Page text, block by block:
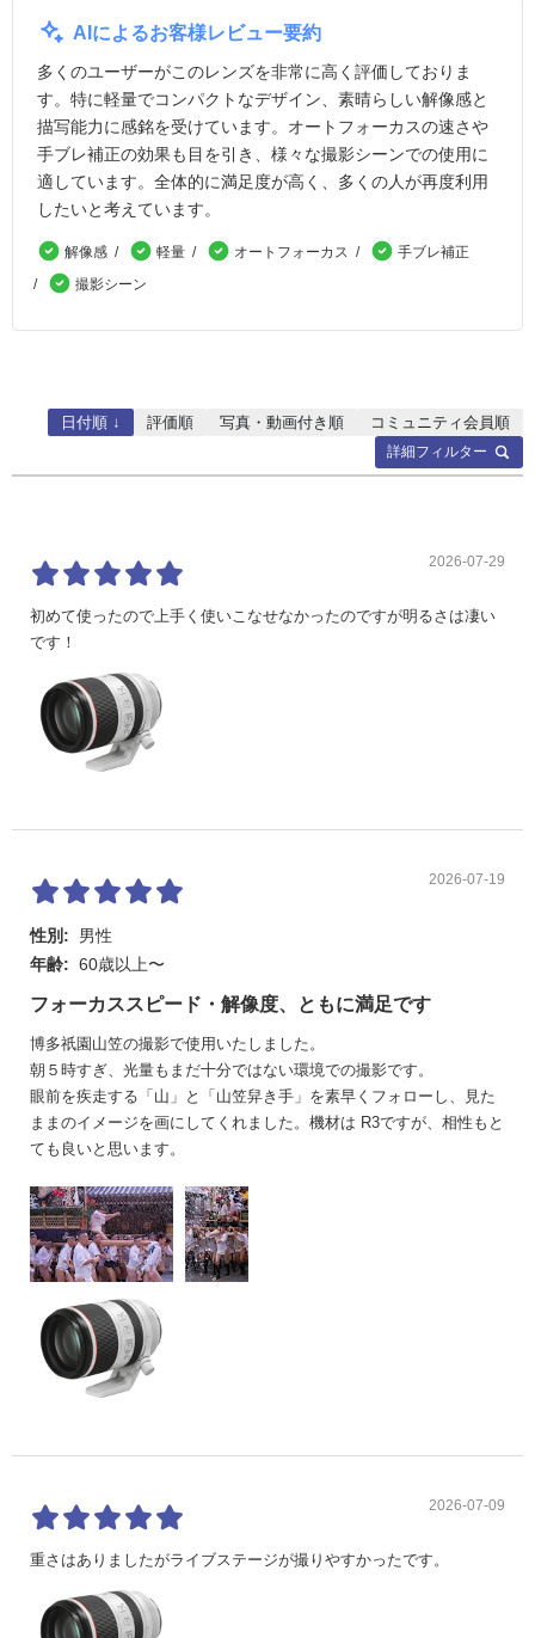
AIによるお客様レビュー要約
多くのユーザーがこのレンズを非常に高く評価しておりま
す。特に軽量でコンパクトなデザイン、素晴らしい解像感と
描写能力に感銘を受けています。オートフォーカスの速さや
手ブレ補正の効果も目を引き、様々な撮影シーンでの使用に
適しています。全体的に満足度が高く、多くの人が再度利用
したいと考えています。
解像感 軽量 オートフォーカス
手ブレ補正
撮影シーン
詳細フィルター
日付順 ↓ 評価順 写真・動画付き順 コミュニティ会員順
2026-07-29
初めて使ったので上手く使いこなせなかったのですが明るさは凄い
です！
2026-07-19
性別:
男性
年齢: 60歳以上〜
フォーカススピード・解像度、ともに満足です
博多祇園山笠の撮影で使用いたしました。
朝５時すぎ、光量もまだ十分ではない環境での撮影です。
眼前を疾走する「山」と「山笠舁き手」を素早くフォローし、見た
ままのイメージを画にしてくれました。機材は R3ですが、相性もと
ても良いと思います。
2026-07-09
重さはありましたがライブステージが撮りやすかったです。